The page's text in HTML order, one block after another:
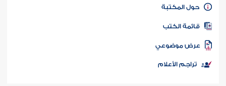
كتاب الأمة
المكتبة
الكتب
موضوعي